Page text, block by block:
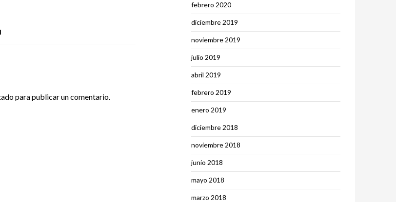
para publicar un comentario.
febrero 2020
diciembre 2019
noviembre 2019
julio 2019
abril 2019
febrero 2019
enero 2019
diciembre 2018
noviembre 2018
junio 2018
mayo 2018
marzo 2018